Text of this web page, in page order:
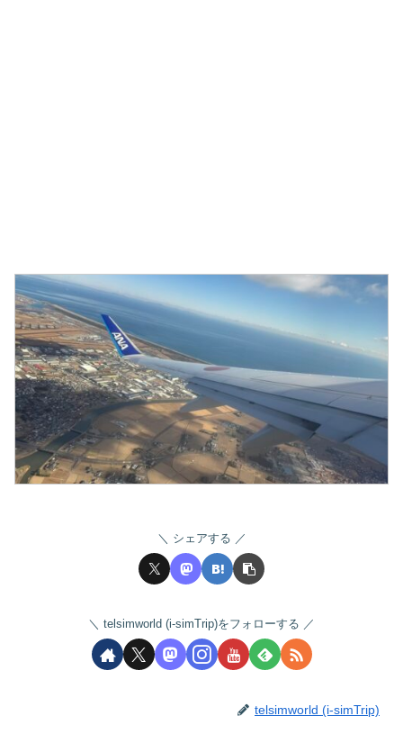
シェアする
telsimworld (i-simTrip)をフォローする
telsimworld (i-simTrip)